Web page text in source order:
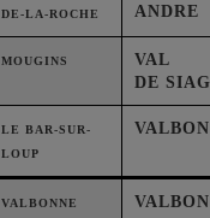
DE-LA-ROCHE
ANDRE
MOUGINS
VAL
DE
LE BAR-SUR-
LOUP
VALBONNE